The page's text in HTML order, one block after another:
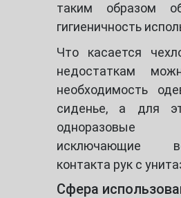
таким образом
гигиеничность
Что касается
недостаткам
необходимость
сиденье, а для
одноразовые
исключающие
контакта рук с
Сфера